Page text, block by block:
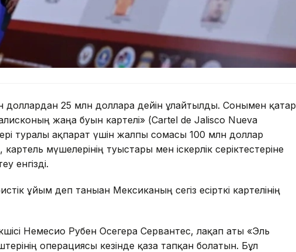
25 млн долларға дейін ұлғайтылды. Сонымен қатар
жаңа буын картелі» (Cartel de Jalisco Nueva
туралы ақпарат үшін жалпы сомасы 100 млн доллар
мүшелерінің туыстары мен іскерлік серіктестеріне
енгізді.
ұйым деп таныған Мексиканың сегіз есірткі картелінің
Немесио Рубен Осегера Сервантес, лақап аты «Эль
операциясы кезінде қаза тапқан болатын. Бұл